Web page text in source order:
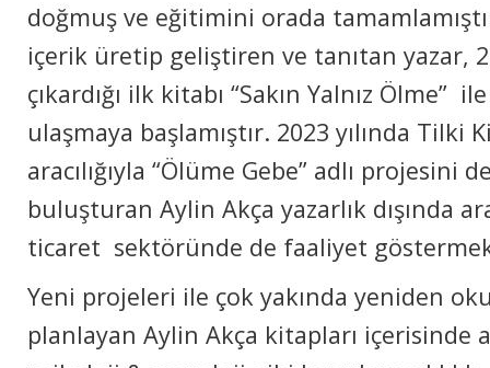
doğmuş ve eğitimini orada
içerik üretip geliştiren ve tanıtan yazar,
çıkardığı ilk kitabı “Sakın Yalnız Ölme”
ulaşmaya başlamıştır. 2023 yılında Tilki
aracılığıyla “Ölüme Gebe” adlı projesini
buluşturan Aylin Akça yazarlık dışında
ticaret sektöründe de faaliyet
Yeni projeleri ile çok yakında yeniden
planlayan Aylin Akça kitapları içerisinde